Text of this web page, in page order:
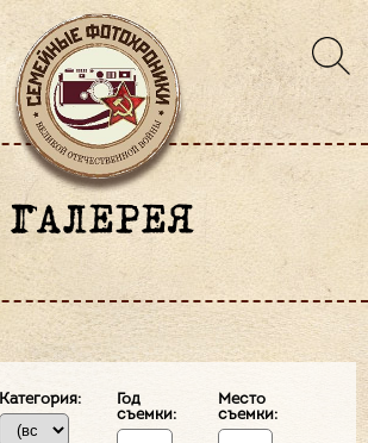
ГАЛЕРЕЯ
Категория:
Год
съемки:
Место
съемки: